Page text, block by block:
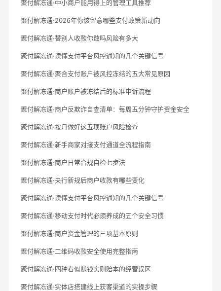
聚付解冻通·中小商户能用得上的管理工具推荐
聚付解冻通·2026年你该留意哪些支付政策新动向
聚付解冻通·替别人收款你敢吗风险有多大
聚付解冻通·读懂支付平台风控通知的几个关键信号
聚付解冻通·聚合支付账户被风控冻结的五大常见原因
聚付解冻通·商户账户被冻结后的标准申诉流程
聚付解冻通·商户反欺诈自查清单：每周五分钟守护资金安全
聚付解冻通·按月做好这五项账户风险检查
聚付解冻通·新手商家对接支付通道全流程指南
聚付解冻通·商户日常合规自检七步法
聚付解冻通·央行新规后商户收款有哪些变化
聚付解冻通·读懂支付平台风控通知的几个关键信号
聚付解冻通·移动支付时代必须养成的五个安全习惯
聚付解冻通·商户资金管理的三项基本原则
聚付解冻通·二维码收款安全使用完整指南
聚付解冻通·四种看似赚钱实则赔本的经营误区
聚付解冻通·实体店搭建线上获客渠道的实操步骤